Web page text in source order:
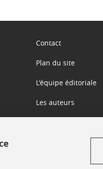
Contact
Plan du site
L'équipe éditoriale
Les auteurs
Données